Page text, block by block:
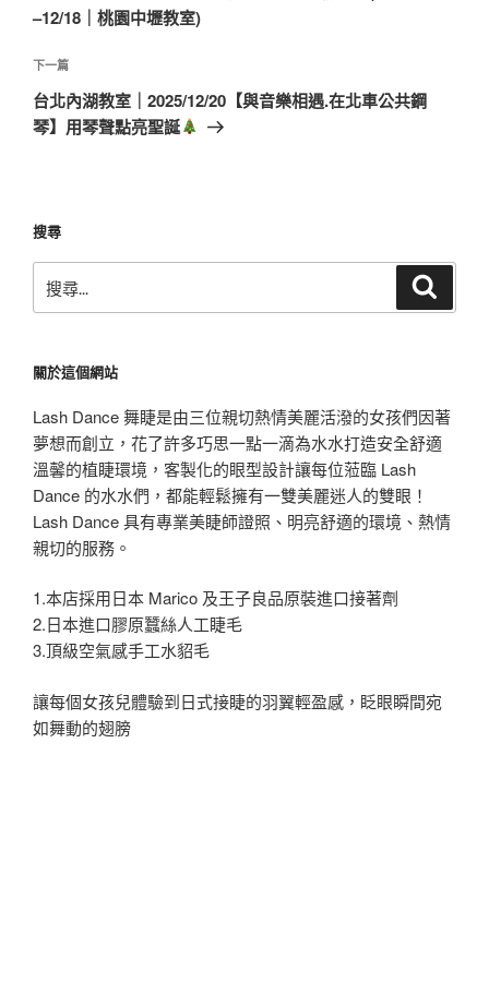
篇
章
–12/18｜桃園中壢教室)
下
一
篇
下一篇
台北內湖教室｜2025/12/20【與音樂相遇.在北車公共鋼
琴】用琴聲點亮聖誕
搜尋
尋
字:
關於這個網站
Lash Dance 舞睫是由三位親切熱情美麗活潑的女孩們因著
夢想而創立，花了許多巧思一點一滴為水水打造安全舒適
溫馨的植睫環境，客製化的眼型設計讓每位蒞臨 Lash
Dance 的水水們，都能輕鬆擁有一雙美麗迷人的雙眼！
Lash Dance 具有專業美睫師證照、明亮舒適的環境、熱情
親切的服務。
1.本店採用日本 Marico 及王子良品原裝進口接著劑
2.日本進口膠原蠶絲人工睫毛
3.頂級空氣感手工水貂毛
讓每個女孩兒體驗到日式接睫的羽翼輕盈感，眨眼瞬間宛
如舞動的翅膀